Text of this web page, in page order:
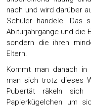
nach und wird darüber
Schüler handele. Das
Abiturjahrgänge und die
sondern die ihren
Eltern.
Kommt man danach in
man sich trotz dieses
Pubertät räkeln
Papierkügelchen um